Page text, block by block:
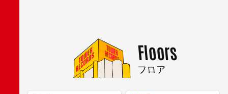
Floors
フロア